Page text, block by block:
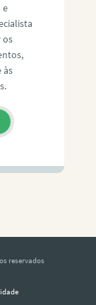
e
os
às
reservados